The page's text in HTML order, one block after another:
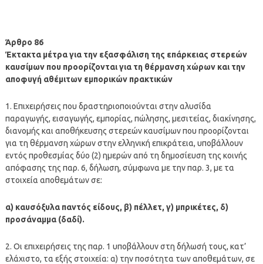
Άρθρο 86
Έκτακτα μέτρα για την εξασφάλιση της επάρκειας στερεών
καυσίμων που προορίζονται για τη θέρμανση χώρων και την
αποφυγή αθέμιτων εμπορικών πρακτικών
1. Επιχειρήσεις που δραστηριοποιούνται στην αλυσίδα
παραγωγής, εισαγωγής, εμπορίας, πώλησης, μεσιτείας, διακίνησης,
διανομής και αποθήκευσης στερεών καυσίμων που προορίζονται
για τη θέρμανση χώρων στην ελληνική επικράτεια, υποβάλλουν
εντός προθεσμίας δύο (2) ημερών από τη δημοσίευση της κοινής
απόφασης της παρ. 6, δήλωση, σύμφωνα με την παρ. 3, με τα
στοιχεία αποθεμάτων σε:
α) καυσόξυλα παντός είδους, β) πέλλετ, γ) μπρικέτες, δ)
προσάναμμα (δαδί).
2. Οι επιχειρήσεις της παρ. 1 υποβάλλουν στη δήλωσή τους, κατ’
ελάχιστο, τα εξής στοιχεία: α) την ποσότητα των αποθεμάτων, σε